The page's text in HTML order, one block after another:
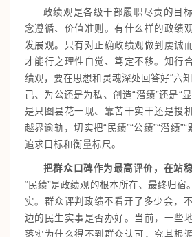
政绩观是各级干部履职尽责的目
念遵循、价值准则。有什么样的政绩
发展观。只有对正确政绩观做到虔诚
才能行之理性自觉、笃定不移。知行
绩观，要在思想和灵魂深处回答好“六
己、为公还是为私、创造“潜绩”还是“
是只图昙花一现、靠苦干实干还是投
越界逾轨，切实把“民绩”“公绩”“潜绩”“
追求目标和衡量标尺。
把群众口碑作为最高评价，在站
“民绩”是政绩观的根本所在、最终归宿
实。群众评判政绩不看开了多少会，
边的民生实事是否办好。当前，一些
落实为什么得不到群众认可，究其根